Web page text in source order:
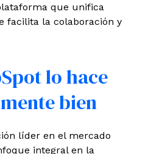
que unifica
facilita la colaboración y
lo hace
bien
líder en el mercado
integral en la